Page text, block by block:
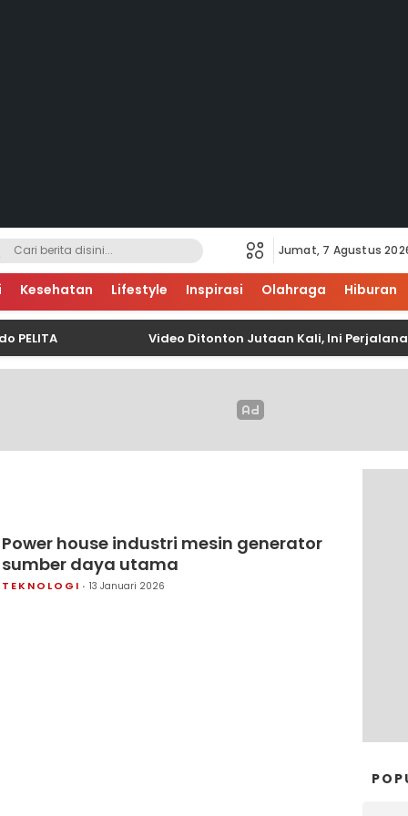
Jumat, 7 Agustus
Kesehatan Lifestyle Inspirasi Olahraga Hiburan
Video Ditonton Jutaan Kali, Ini Perjalanan
Power house industri mesin generator
sumber daya utama
TEKNOLOGI 13 Januari 2026